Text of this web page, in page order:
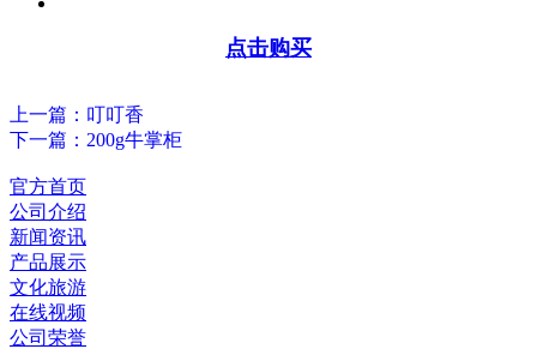
点击购买
上一篇：叮叮香
下一篇：200g牛掌柜
官方首页
公司介绍
新闻资讯
产品展示
文化旅游
在线视频
公司荣誉